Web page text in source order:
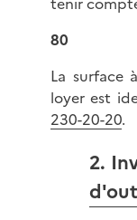
80
La surface
loyer est
230-20-20.
2.